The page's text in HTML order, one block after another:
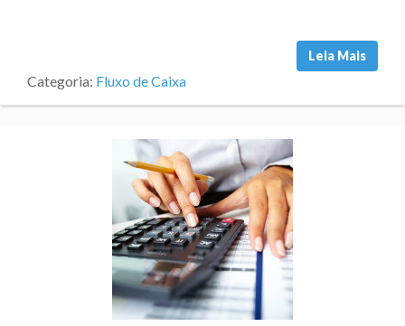
Leia Mais
Categoria: Fluxo de Caixa